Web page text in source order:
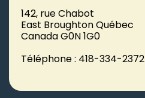
142, rue Chabot
East Broughton Québec
Canada G0N 1G0
Téléphone : 418-334-2372